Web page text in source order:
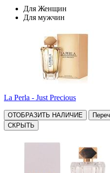
Для Женщин
Для мужчин
La Perla - Just Precious
ОТОБРАЗИТЬ НАЛИЧИЕ
СКРЫТЬ